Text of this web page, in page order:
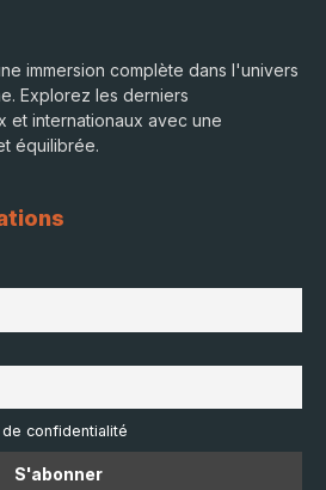
immersion complète dans l'univers
Explorez les derniers
et internationaux avec une
équilibrée.
confidentialité